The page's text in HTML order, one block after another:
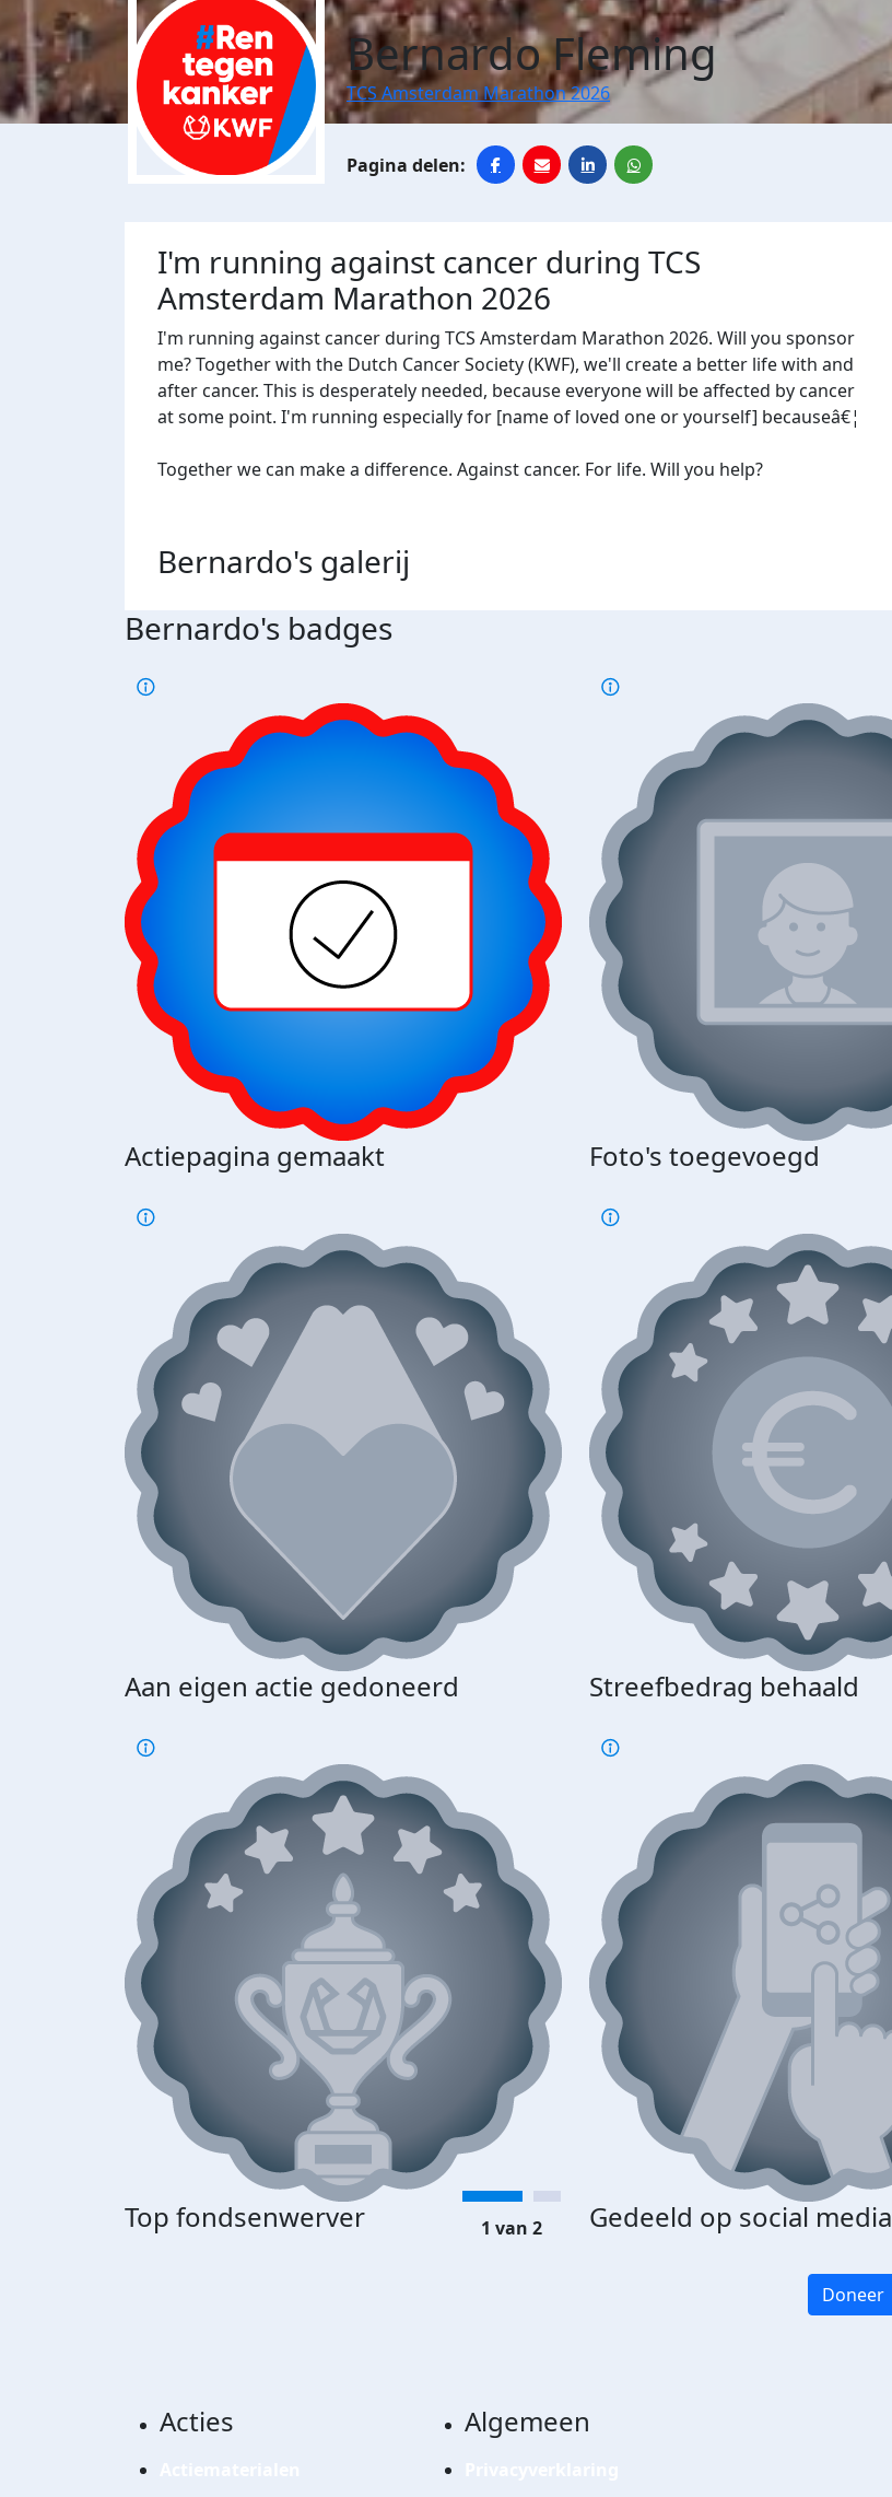
Bernardo Fleming
TCS Amsterdam Marathon 2026
I'm running against cancer during TCS
Amsterdam Marathon 2026
I'm running against cancer during TCS Amsterdam Marathon 2026. Will you sponsor
me? Together with the Dutch Cancer Society (KWF), we'll create a better life with and
after cancer. This is desperately needed, because everyone will be affected by cancer
at some point. I'm running especially for [name of loved one or yourself] becauseâ€¦
Together we can make a difference. Against cancer. For life. Will you help?
Bernardo's galerij
Bernardo's badges
Actiepagina gemaakt Foto's toegevoegd
Aan eigen actie gedoneerd Streefbedrag behaald
Top fondsenwerver Gedeeld op social media
1 van 2
Doneer
Acties Algemeen